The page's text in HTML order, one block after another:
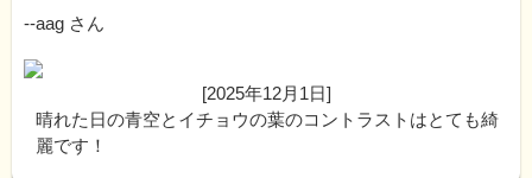
--aag さん
[2025年12月1日]
晴れた日の青空とイチョウの葉のコントラストはとても綺
麗です！